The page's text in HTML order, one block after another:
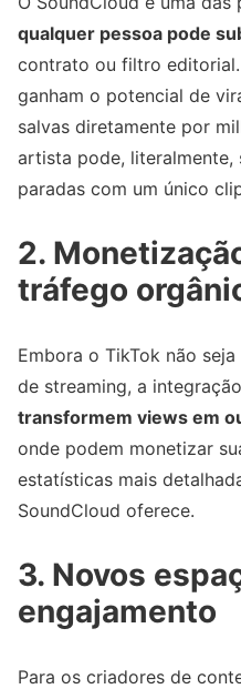
qualquer pessoa pode
contrato ou filtro
ganham o potencial de
salvas diretamente por
artista pode, literalmente,
paradas com um único
2.
tráfego
Embora o TikTok não
de streaming, a
transformem views em
onde podem monetizar
estatísticas mais
SoundCloud oferece.
3. Novos
engajamento
Para os criadores de